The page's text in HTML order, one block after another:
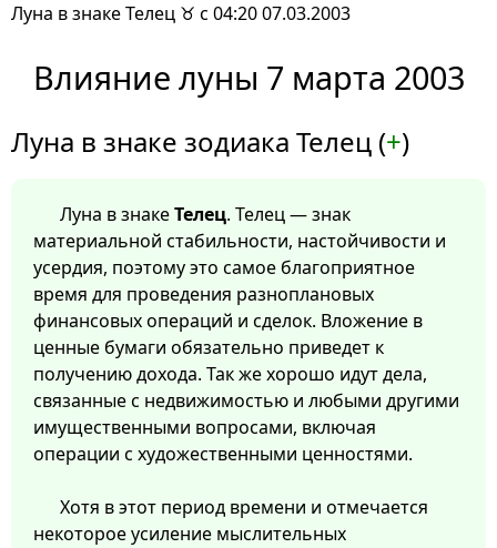
Луна в знаке Телец ♉ с 04:20 07.03.2003
Влияние луны 7 марта 2003
Луна в знаке зодиака Телец (+)
Луна в знакеТелец. Телец — знак
материальной стабильности, настойчивости и
усердия, поэтому это самое благоприятное
время для проведения разноплановых
финансовых операций и сделок. Вложение в
ценные бумаги обязательно приведет к
получению дохода. Так же хорошо идут дела,
связанные с недвижимостью и любыми другими
имущественными вопросами, включая
операции с художественными ценностями.
Хотя в этот период времени и отмечается
некоторое усиление мыслительных